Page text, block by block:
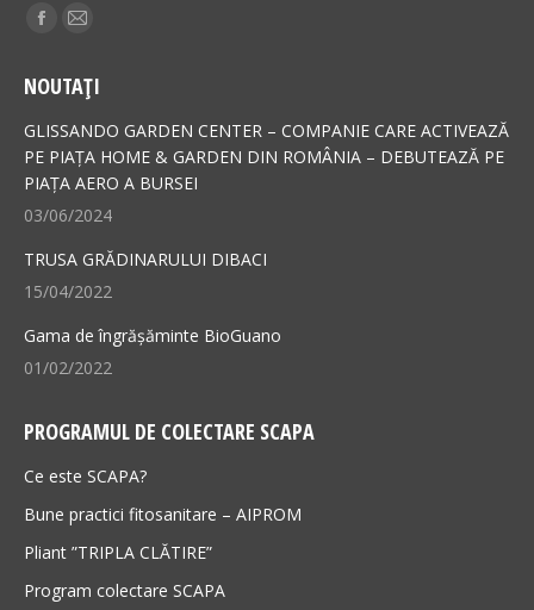
Find us on:
Facebook
opens
in
new
window
Mail
opens
in
new
window
NOUTAȚI
GLISSANDO GARDEN CENTER – COMPANIE CARE ACTIVEAZĂ
PE PIAȚA HOME & GARDEN DIN ROMÂNIA – DEBUTEAZĂ PE
PIAȚA AERO A BURSEI
03/06/2024
TRUSA GRĂDINARULUI DIBACI
15/04/2022
Gama de îngrășăminte BioGuano
01/02/2022
PROGRAMUL DE COLECTARE SCAPA
Ce este SCAPA?
Bune practici fitosanitare – AIPROM
Pliant ”TRIPLA CLĂTIRE”
Program colectare SCAPA